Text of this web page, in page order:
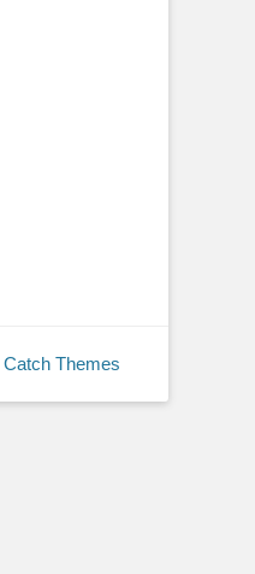
Catch Themes